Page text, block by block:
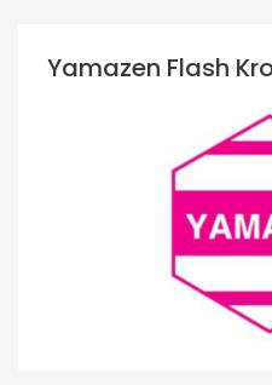
Yamazen Flash